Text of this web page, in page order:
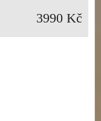
3990 Kč